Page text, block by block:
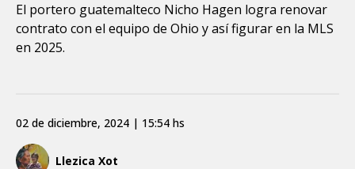
El portero guatemalteco Nicho Hagen logra renovar
contrato con el equipo de Ohio y así figurar en la MLS
en 2025.
Llezica Xot
02 de diciembre, 2024 | 15:54 hs